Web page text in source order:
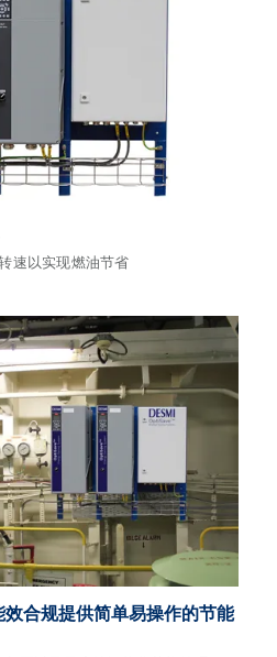
速以实现燃油节省
合规提供简单易操作的节能